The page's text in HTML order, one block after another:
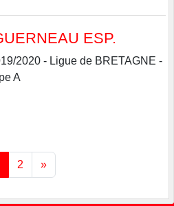
ESP.
2020 - Ligue de BRETAGNE -
A
2 »